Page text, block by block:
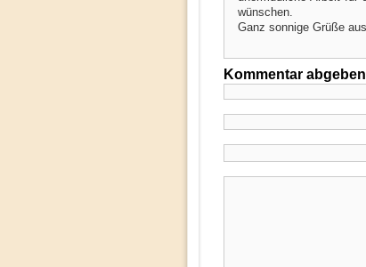
wünschen.
Ganz sonnige Grüße
Kommentar